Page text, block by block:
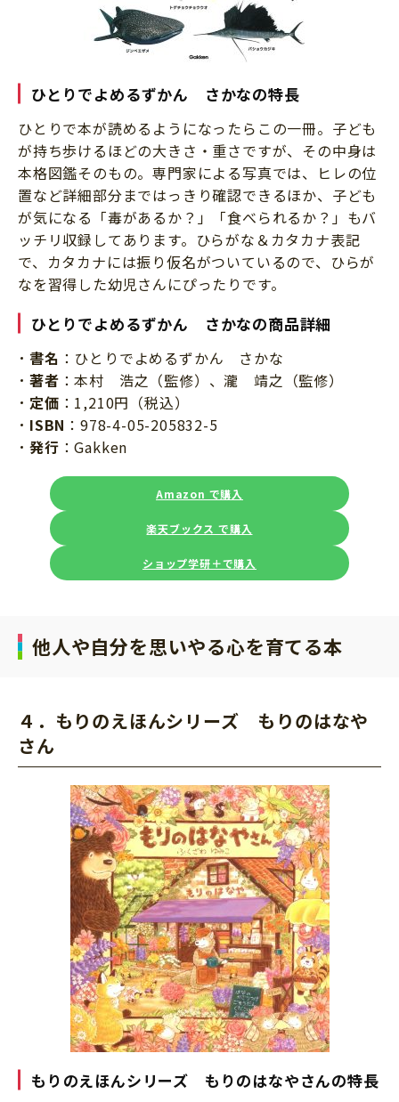
ひとりでよめるずかん さかなの特長
ひとりで本が読めるようになったらこの一冊。子ども
が持ち歩けるほどの大きさ・重さですが、その中身は
本格図鑑そのもの。専門家による写真では、ヒレの位
置など詳細部分まではっきり確認できるほか、子ども
が気になる「毒があるか？」「食べられるか？」もバ
ッチリ収録してあります。ひらがな＆カタカナ表記
で、カタカナには振り仮名がついているので、ひらが
なを習得した幼児さんにぴったりです。
ひとりでよめるずかん さかなの商品詳細
書名 ：ひとりでよめるずかん さかな
著者 ：本村 浩之（監修）、瀧 靖之（監修）
定価 ：1,210円（税込）
ISBN ：978-4-05-205832-5
発行 ：Gakken
Amazon で購入
楽天ブックス で購入
ショップ学研＋で購入
他人や自分を思いやる心を育てる本
４．もりのえほんシリーズ もりのはなや
さん
もりのえほんシリーズ もりのはなやさんの特長